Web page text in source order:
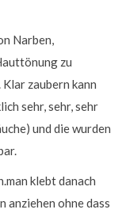
Narben,
zu
zaubern kann
sehr, sehr, sehr
und die wurden
klebt danach
anziehen ohne dass